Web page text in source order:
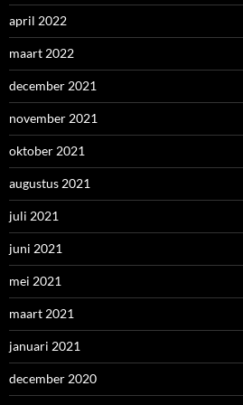
april 2022
maart 2022
december 2021
november 2021
oktober 2021
augustus 2021
juli 2021
juni 2021
mei 2021
maart 2021
januari 2021
december 2020